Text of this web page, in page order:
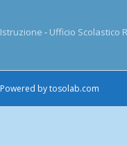
- Ufficio Scolastico
bytosolab.com